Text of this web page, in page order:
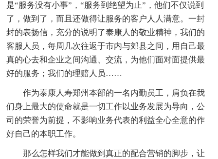
是“服务没有小事”，“服务到绝望为止”，他们不仅说到
了，做到了，而且还做得让服务的客户人人满意。一封
封的表扬信，充分的说明了泰康人的敬业精神，我们的
客服人员，每周几次往返于市内与郊县之间，用自己最
真的心去和企业之间沟通、交流，为他们面对面提供最
好的服务；我们的理赔人员……
作为泰康人寿郑州本部的一名内勤员工，肩负在我
们身上最大的使命就是一切工作以业务发展为导向，公
司的荣誉为前提，不影响业务代表的利益全心全意的作
好自己的本职工作。
那么怎样我们才能做到真正的配合营销的脚步，让